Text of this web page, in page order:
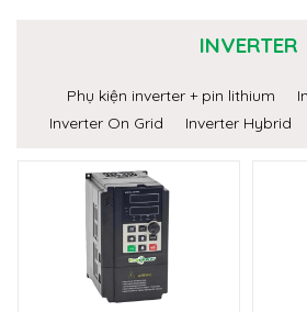
INVERTER
Phụ kiện inverter + pin lithium
Inverter On Grid
Inverter Hybrid